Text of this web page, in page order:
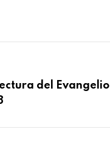
del Evangelio